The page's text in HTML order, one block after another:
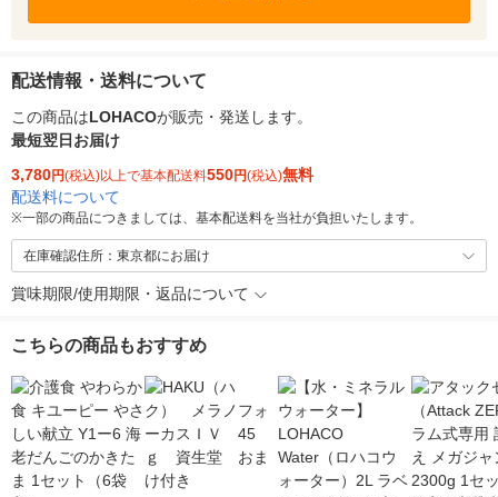
配送情報・送料について
この商品はLOHACOが販売・発送します。
最短翌日お届け
3,780円(税込)以上で基本配送料550円(税込)無料
配送料について
※一部の商品につきましては、基本配送料を当社が負担いたします。
在庫確認住所：東京都にお届け
賞味期限/使用期限・返品について
こちらの商品もおすすめ